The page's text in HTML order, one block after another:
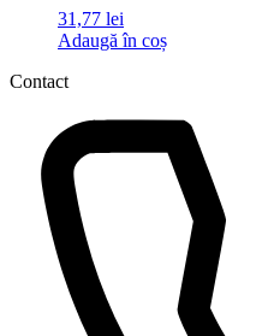
31,77 lei
Adaugă în coș
Contact